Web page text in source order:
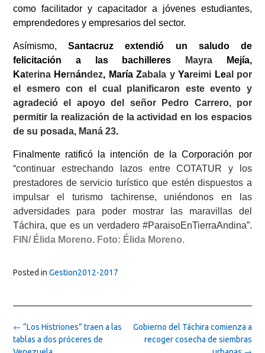
como facilitador y capacitador a jóvenes estudiantes,
emprendedores y empresarios del sector.
Asímismo,Santacruz extendió un saludo de
felicitación a las bachilleres
Mayra
Mejía,
Katerina Hernández, María Zabala yYareimi Leal por
el esmero con el cual planificaron este evento y
agradeció el apoyo del señor Pedro Carrero, por
permitir la realización de la actividad en los espacios
de su posada, Maná 23.
Finalmente ratificó la intención de la Corporación por
“continuar estrechando lazos entre COTATUR y los
prestadores de servicio turístico que estén dispuestos a
impulsar el turismo tachirense, uniéndonos en las
adversidades para poder mostrar las maravillas del
Táchira, que es un verdadero #ParaisoEnTierraAndina”.
FIN/ Élida Moreno. Foto: Élida Moreno.
Posted in Gestion2012-2017
Post
navigation
Gobierno del Táchira comienza a
recoger cosecha de siembras
← “Los Histriones” traen a las
tablas a dos próceres de